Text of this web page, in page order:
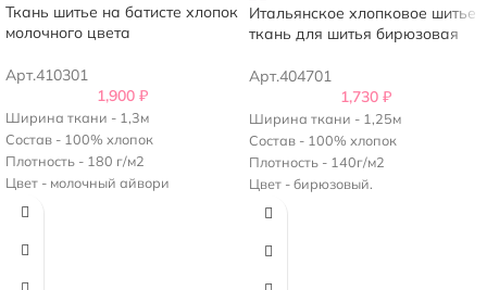
Ткань шитье на батисте хлопок
молочного цвета
Арт.410301
1,900 ₽
Ширина ткани - 1,3м
Состав - 100% хлопок
Плотность - 180 г/м2
Цвет - молочный айвори
Кайма идет с двух сторон
Итальянское хлопковое шитье
ткань для шитья бирюзовая
Арт.404701
1,730 ₽
Ширина ткани - 1,25м
Состав - 100% хлопок
Плотность - 140г/м2
Цвет - бирюзовый.
Кайма идет с двух сторон.